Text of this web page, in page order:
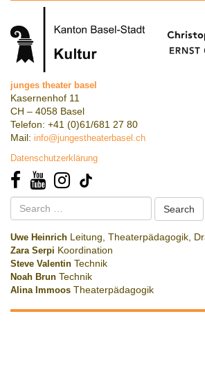
junges theater basel
Kasernenhof 11
CH – 4058 Basel
Telefon: +41 (0)61/681 27 80
Mail: info@jungestheaterbasel.ch
Datenschutzerklärung
Search
for:
Uwe Heinrich Leitung, Theaterpädagogik,
Zara Serpi Koordination
Steve Valentin Technik
Noah Brun Technik
Alina Immoos Theaterpädagogik